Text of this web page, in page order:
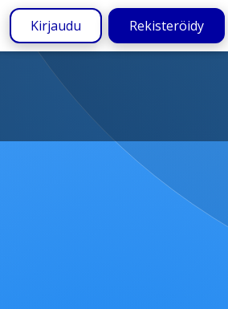
Kirjaudu Rekisteröidy